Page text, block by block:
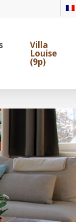
Villa
Louise
(9p)